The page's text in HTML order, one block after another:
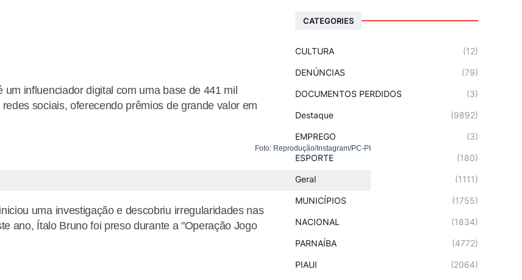
influenciador digital com uma base de 441 mil
sociais, oferecendo prêmios de grande valor em
Foto: Reprodução/Instagram/PC-PI
uma investigação e descobriu irregularidades nas
ano, Ítalo Bruno foi preso durante a "Operação Jogo
CATEGORIES
CULTURA (12)
DENÚNCIAS (79)
DOCUMENTOS PERDIDOS (3)
Destaque (9892)
EMPREGO (3)
ESPORTE (180)
Geral (1111)
MUNICÍPIOS (1755)
NACIONAL (1834)
PARNAÍBA (4772)
PIAUI (2064)